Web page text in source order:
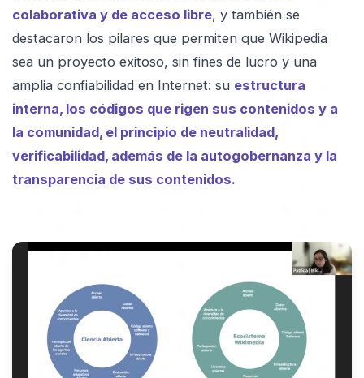
colaborativa y de acceso libre, y también se
destacaron los pilares que permiten que Wikipedia
sea un proyecto exitoso, sin fines de lucro y una
amplia confiabilidad en Internet: su estructura
interna, los códigos que rigen sus contenidos y a
la comunidad, el principio de neutralidad,
verificabilidad, además de la autogobernanza y la
transparencia de sus contenidos.